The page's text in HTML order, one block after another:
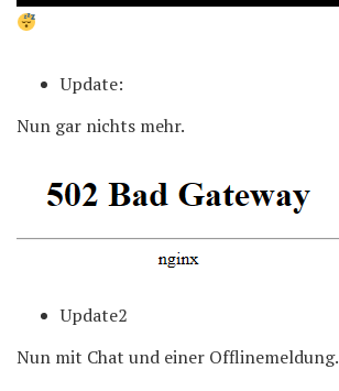
Update:
Nun gar nichts mehr.
Update2
Nun mit Chat und einer Offlinemeldung.